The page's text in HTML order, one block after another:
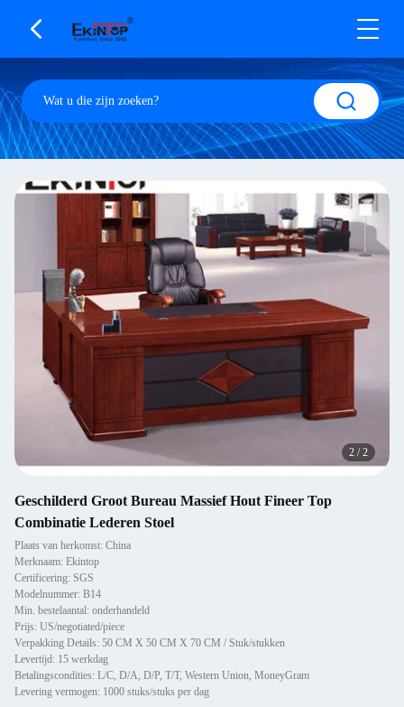
2 /2
Geschilderd Groot Bureau Massief Hout Fineer Top
Combinatie Lederen Stoel
Plaats van herkomst: China
Merknaam: Ekintop
Certificering: SGS
Modelnummer: B14
Min. bestelaantal: onderhandeld
Prijs: US/negotiated/piece
Verpakking Details: 50 CM X 50 CM X 70 CM / Stuk/stukken
Levertijd: 15 werkdag
Betalingscondities: L/C, D/A, D/P, T/T, Western Union, MoneyGram
Levering vermogen: 1000 stuks/stuks per dag